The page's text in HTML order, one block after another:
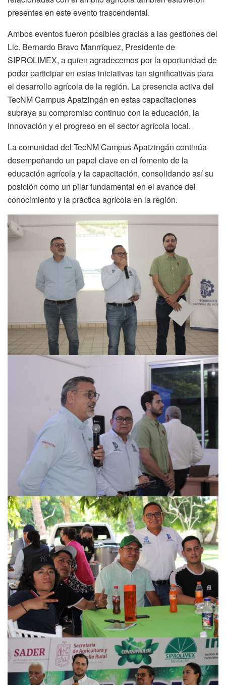
presentes en este evento trascendental.
Ambos eventos fueron posibles gracias a las gestiones del
Lic. Bernardo Bravo Manrríquez, Presidente de
SIPROLIMEX, a quien agradecemos por la oportunidad de
poder participar en estas iniciativas tan significativas para
el desarrollo agrícola de la región. La presencia activa del
TecNM Campus Apatzingán en estas capacitaciones
subraya su compromiso continuo con la educación, la
innovación y el progreso en el sector agrícola local.
La comunidad del TecNM Campus Apatzingán continúa
desempeñando un papel clave en el fomento de la
educación agrícola y la capacitación, consolidando así su
posición como un pilar fundamental en el avance del
conocimiento y la práctica agrícola en la región.